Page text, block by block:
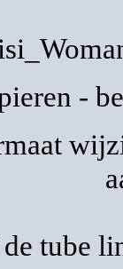
-
tube